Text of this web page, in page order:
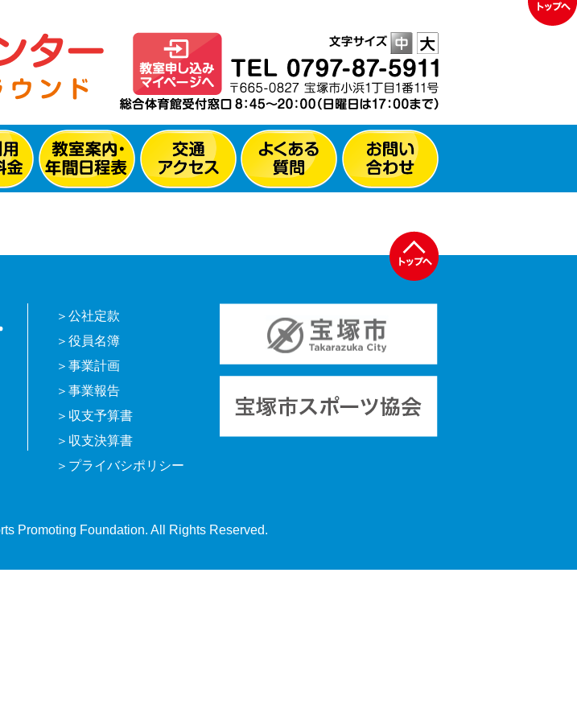
公社定款
役員名簿
事業計画
事業報告
収支予算書
収支決算書
プライバシポリシー
Promoting Foundation. All Rights Reserved.